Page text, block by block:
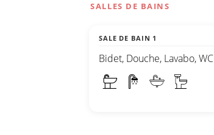
SALLES DE BAINS
SALE DE BAIN 1
Bidet, Douche, Lavabo, WC